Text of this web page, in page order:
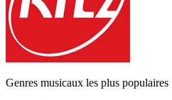
Genres musicaux les plus populaires